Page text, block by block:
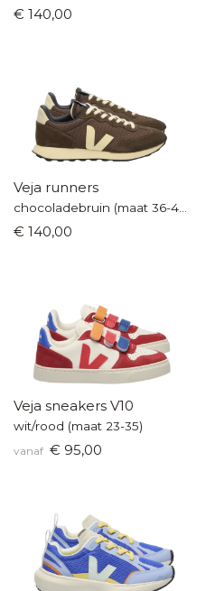
€ 140,00
Veja runners
€ 140,00
Veja sneakers V10
wit/rood (maat 23-35)
vanaf € 95,00